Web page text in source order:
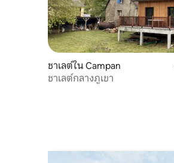
ชาเลต์ใน Campan
ชาเลต์กลางภูเขา